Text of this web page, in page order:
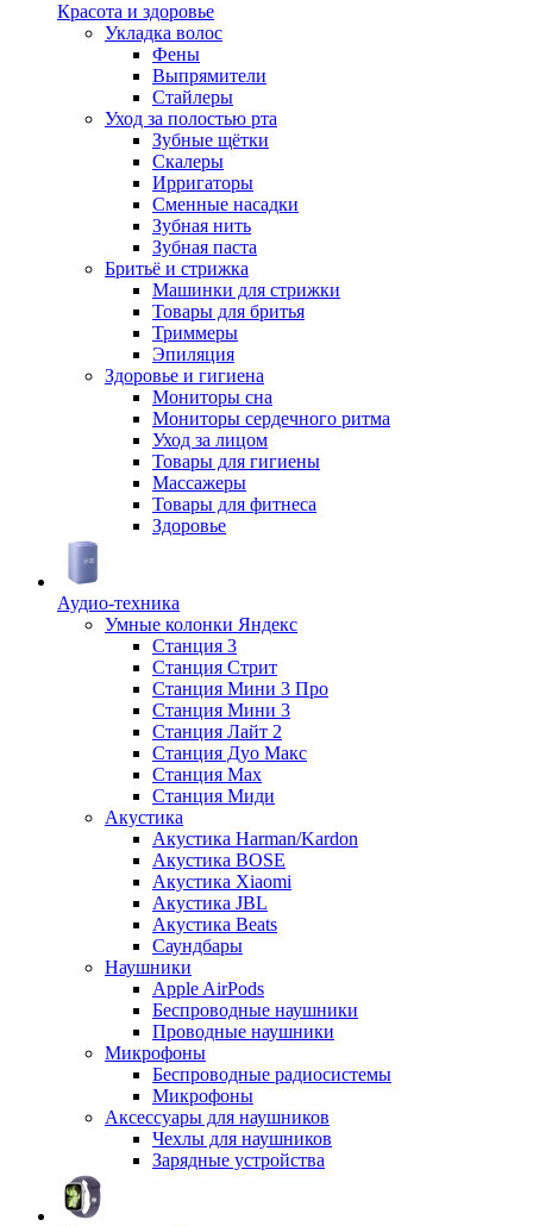
Красота и здоровье
Укладка волос
Фены
Выпрямители
Стайлеры
Уход за полостью рта
Зубные щётки
Скалеры
Ирригаторы
Сменные насадки
Зубная нить
Зубная паста
Бритьё и стрижка
Машинки для стрижки
Товары для бритья
Триммеры
Эпиляция
Здоровье и гигиена
Мониторы сна
Мониторы сердечного ритма
Уход за лицом
Товары для гигиены
Массажеры
Товары для фитнеса
Здоровье
Аудио-техника
Умные колонки Яндекс
Станция 3
Станция Стрит
Станция Мини 3 Про
Станция Мини 3
Станция Лайт 2
Станция Дуо Макс
Станция Max
Станция Миди
Акустика
Акустика Harman/Kardon
Акустика BOSE
Акустика Xiaomi
Акустика JBL
Акустика Beats
Саундбары
Наушники
Apple AirPods
Беспроводные наушники
Проводные наушники
Микрофоны
Беспроводные радиосистемы
Микрофоны
Аксессуары для наушников
Чехлы для наушников
Зарядные устройства